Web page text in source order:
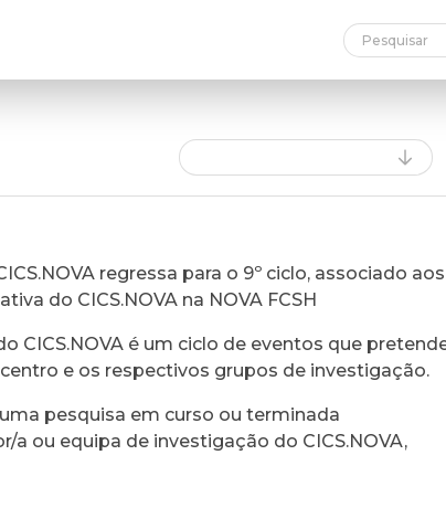
regressa para o 9º ciclo, associado aos
do CICS.NOVA na NOVA FCSH
CICS.NOVA é um ciclo de eventos que
e os respectivos grupos de investigação.
pesquisa em curso ou terminada
ou equipa de investigação do CICS.NOVA,